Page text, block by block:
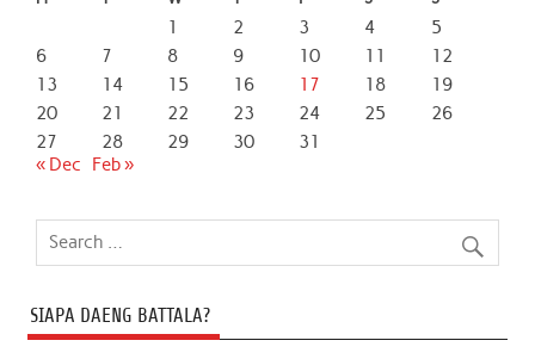
1 2 3 4
5
6
7 8 9 10 11
12
13
14 15 16 17 18
19
20
21 22 23 24 25
26
27
28 29 30
31
« Dec
Feb »
SIAPA DAENG BATTALA?